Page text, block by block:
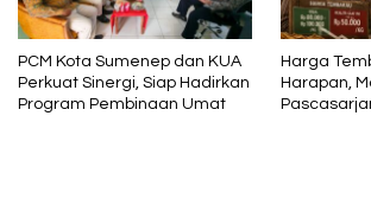
PCM Kota Sumenep dan KUA
Perkuat Sinergi, Siap Hadirkan
Program Pembinaan Umat
Harga
Harapan,